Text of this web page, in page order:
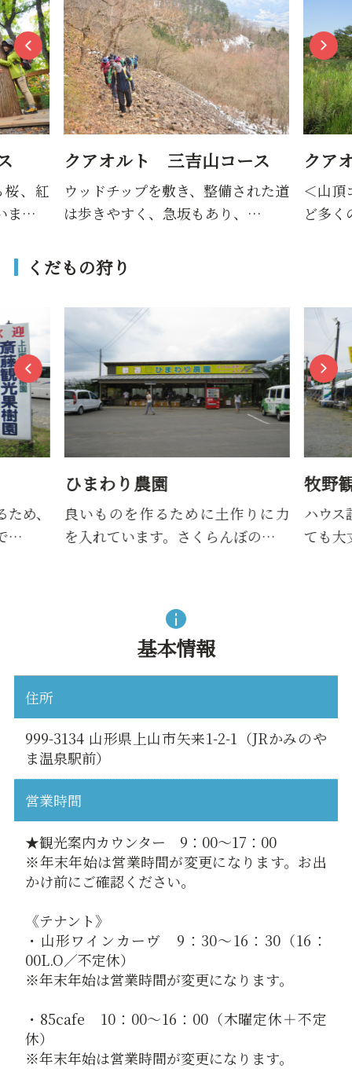
、紅
ま…
クアオルト 三吉山コース
ウッドチップを敷き、整備された道
は歩きやすく、急坂もあり、…
クア
＜山頂
ど多
くだもの狩り
め、
…
ひまわり農園
良いものを作るために土作りに力
を入れています。さくらんぼの…
牧野
ハウス
ても
基本情報
住所
999-3134 山形県上山市矢来1-2-1（JRかみのや
ま温泉駅前）
営業時間
★観光案内カウンター 9：00～17：00
※年末年始は営業時間が変更になります。お出
かけ前にご確認ください。
《テナント》
・山形ワインカーヴ 9：30～16：30（16：
00L.O／不定休）
※年末年始は営業時間が変更になります。
・85cafe 10：00～16：00（木曜定休＋不定
休）
※年末年始は営業時間が変更になります。